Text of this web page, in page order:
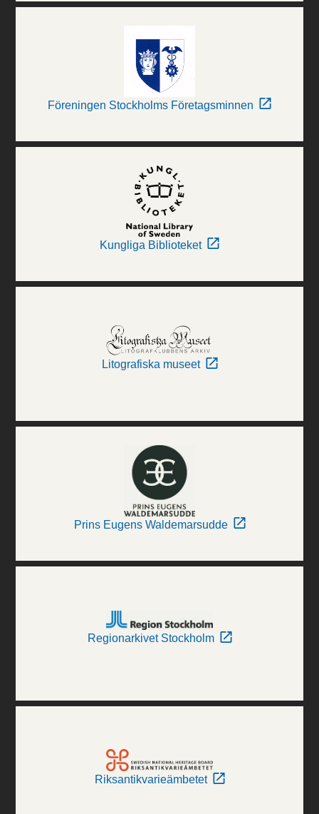
Föreningen Stockholms Företagsminnen
Kungliga Biblioteket
Litografiska museet
Prins Eugens Waldemarsudde
Regionarkivet Stockholm
Riksantikvarieämbetet